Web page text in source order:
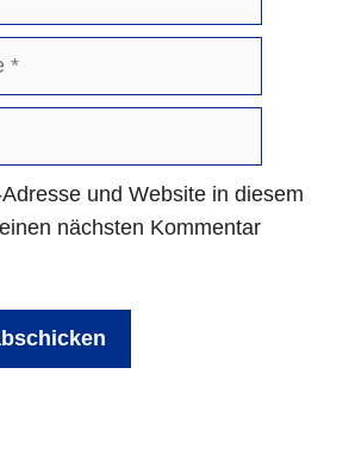
und Website in diesem
nächsten Kommentar